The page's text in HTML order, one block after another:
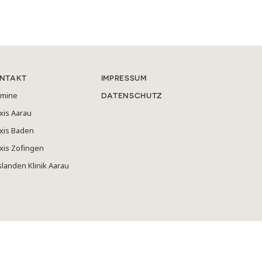
Aarau
Baden
Zofingen
Klinik Aarau
IMPRESSUM
DATENSCHUTZ